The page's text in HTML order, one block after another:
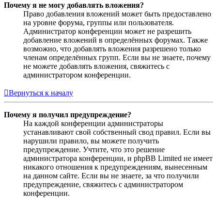
Почему я не могу добавлять вложения?
Право добавления вложений может быть предоставлено
на уровне форума, группы или пользователя.
Администратор конференции может не разрешить
добавление вложений в определённых форумах. Также
возможно, что добавлять вложения разрешено только
членам определённых групп. Если вы не знаете, почему
не можете добавлять вложения, свяжитесь с
администратором конференции.
Вернуться к началу
Почему я получил предупреждение?
На каждой конференции администраторы
устанавливают свой собственный свод правил. Если вы
нарушили правило, вы можете получить
предупреждение. Учтите, что это решение
администратора конференции, и phpBB Limited не имеет
никакого отношения к предупреждениям, вынесенным
на данном сайте. Если вы не знаете, за что получили
предупреждение, свяжитесь с администратором
конференции.